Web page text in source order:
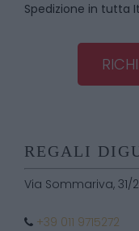
Spedizione in tutta
REGALI
Via Sommariva, 31/
+39 011 9715272